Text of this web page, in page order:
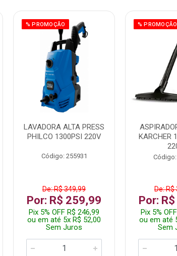
% PROMOÇÃO
LAVADORA ALTA PRESS
PHILCO 1300PSI 220V
Código: 255931
De: R$ 349,99
Por: R$ 259,99
Pix 5% OFF R$ 246,99
ou em até 5x R$ 52,00
Sem Juros
% PROMOÇÃO
KARCHER
De: R$
Por:
Pix 5%
ou em até
Sem